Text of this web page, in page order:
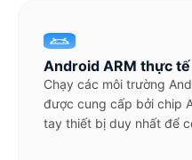
Android ARM thực tế
Chạy các môi trường
được cung cấp bởi chip
tay thiết bị duy nhất để